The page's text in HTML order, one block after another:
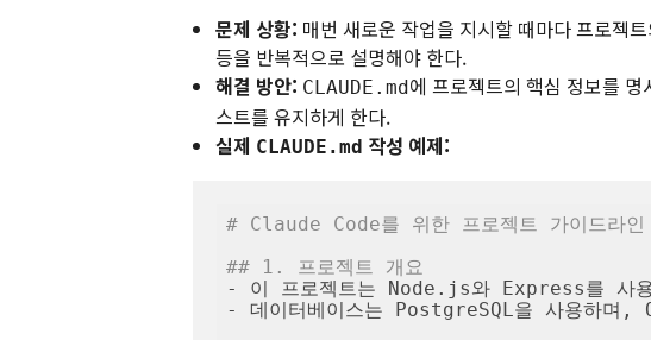
문제 상황: 매번 새로운 작업을 지시할 때마다 프로젝
등을 반복적으로 설명해야 한다.
해결 방안: CLAUDE.md 에 프로젝트의 핵심 정보를
스트를 유지하게 한다.
실제 CLAUDE.md 작성 예제:
# Claude Code를 위한 프로젝트 가이드라인
## 1. 프로젝트 개요
- 이 프로젝트는 Node.js와 Express를 사
- 데이터베이스는 PostgreSQL을 사용하며,